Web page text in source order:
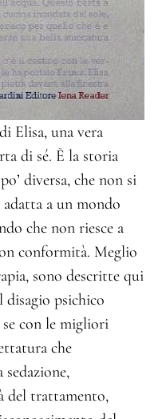
Elisa, una vera
di sé. È la storia
diversa, che non si
adatta a un mondo
che non riesce a
conformità. Meglio
sono descritte qui
psichico
se con le migliori
che
del trattamento,